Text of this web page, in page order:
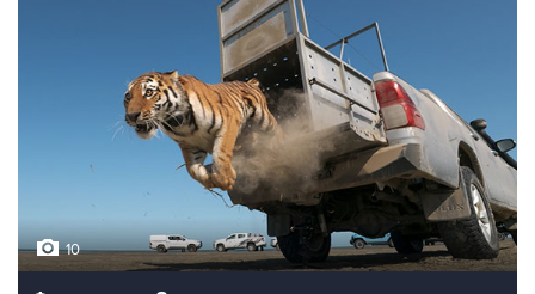
10